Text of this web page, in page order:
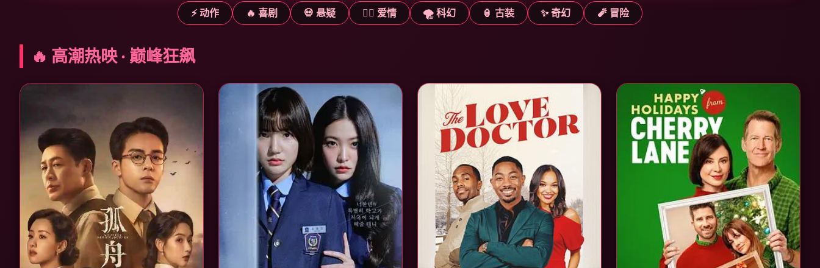
⚡ 动作 🔥 喜剧 💀 悬疑 ❤️‍🔥 爱情 🌪️ 科幻 🏮 古装 ✨ 奇幻 🧨 冒险
🔥 高潮热映 · 巅峰狂飙